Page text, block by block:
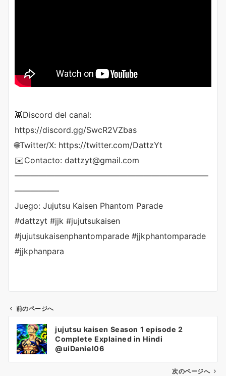
👾Discord del canal:
https://discord.gg/SwcR2VZbas
🌐Twitter/X: https://twitter.com/DattzYt
✉️Contacto: dattzyt@gmail.com
————————————————————————
—————–
Juego: Jujutsu Kaisen Phantom Parade
#dattzyt #jjk #jujutsukaisen
#jujutsukaisenphantomparade #jjkphantomparade
#jjkphanpara
ビ
前のページへ
jujutsu kaisen Season 1 episode 2
Complete Explained in Hindi
@uiDaniel06
次のページへ